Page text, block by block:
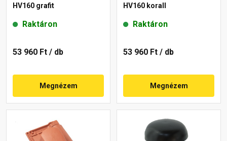
HV160 grafit
Raktáron
53 960 Ft / db
Megnézem
HV160 korall
Raktáron
53 960 Ft / db
Megnézem